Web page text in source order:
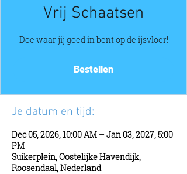
Vrij Schaatsen
Doe waar jij goed in bent op de ijsvloer!
Bestellen
Je datum en tijd:
Dec 05, 2026, 10:00 AM – Jan 03, 2027, 5:00
PM
Suikerplein, Oostelijke Havendijk,
Roosendaal, Nederland